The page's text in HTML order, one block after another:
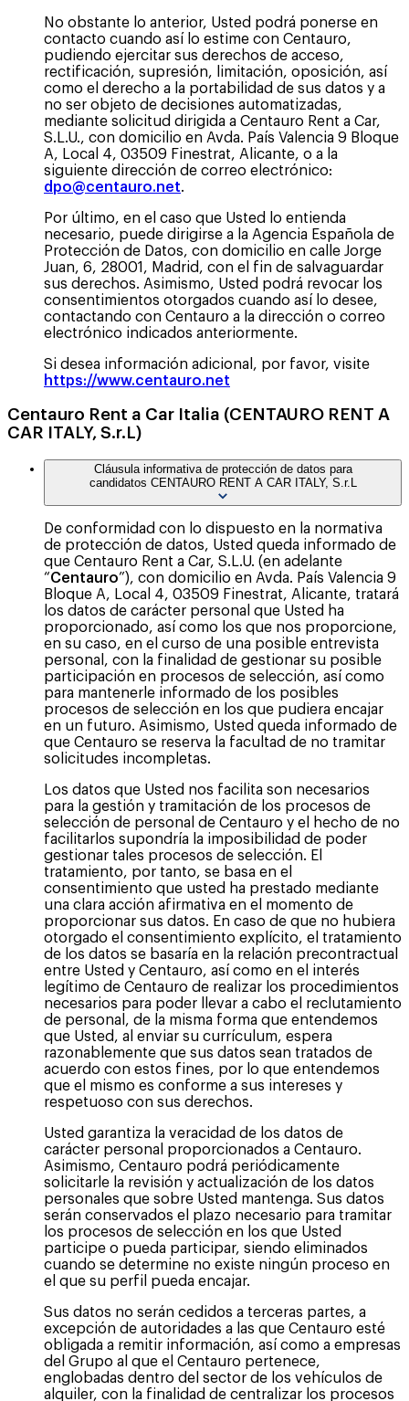
No obstante lo anterior, Usted podrá ponerse en
contacto cuando así lo estime con Centauro,
pudiendo ejercitar sus derechos de acceso,
rectificación, supresión, limitación, oposición, así
como el derecho a la portabilidad de sus datos y a
no ser objeto de decisiones automatizadas,
mediante solicitud dirigida a Centauro Rent a Car,
S.L.U., con domicilio en Avda. País Valencia 9 Bloque
A, Local 4, 03509 Finestrat, Alicante, o a la
siguiente dirección de correo electrónico:
dpo@centauro.net.
Por último, en el caso que Usted lo entienda
necesario, puede dirigirse a la Agencia Española de
Protección de Datos, con domicilio en calle Jorge
Juan, 6, 28001, Madrid, con el fin de salvaguardar
sus derechos. Asimismo, Usted podrá revocar los
consentimientos otorgados cuando así lo desee,
contactando con Centauro a la dirección o correo
electrónico indicados anteriormente.
Si desea información adicional, por favor, visite
https://www.centauro.net
Centauro Rent a Car Italia (CENTAURO RENT A
CAR ITALY, S.r.L)
Cláusula informativa de protección de datos para
candidatos CENTAURO RENT A CAR ITALY, S.r.L
De conformidad con lo dispuesto en la normativa
de protección de datos, Usted queda informado de
que Centauro Rent a Car, S.L.U. (en adelante
“Centauro”), con domicilio en Avda. País Valencia 9
Bloque A, Local 4, 03509 Finestrat, Alicante, tratará
los datos de carácter personal que Usted ha
proporcionado, así como los que nos proporcione,
en su caso, en el curso de una posible entrevista
personal, con la finalidad de gestionar su posible
participación en procesos de selección, así como
para mantenerle informado de los posibles
procesos de selección en los que pudiera encajar
en un futuro. Asimismo, Usted queda informado de
que Centauro se reserva la facultad de no tramitar
solicitudes incompletas.
Los datos que Usted nos facilita son necesarios
para la gestión y tramitación de los procesos de
selección de personal de Centauro y el hecho de no
facilitarlos supondría la imposibilidad de poder
gestionar tales procesos de selección. El
tratamiento, por tanto, se basa en el
consentimiento que usted ha prestado mediante
una clara acción afirmativa en el momento de
proporcionar sus datos. En caso de que no hubiera
otorgado el consentimiento explícito, el tratamiento
de los datos se basaría en la relación precontractual
entre Usted y Centauro, así como en el interés
legítimo de Centauro de realizar los procedimientos
necesarios para poder llevar a cabo el reclutamiento
de personal, de la misma forma que entendemos
que Usted, al enviar su currículum, espera
razonablemente que sus datos sean tratados de
acuerdo con estos fines, por lo que entendemos
que el mismo es conforme a sus intereses y
respetuoso con sus derechos.
Usted garantiza la veracidad de los datos de
carácter personal proporcionados a Centauro.
Asimismo, Centauro podrá periódicamente
solicitarle la revisión y actualización de los datos
personales que sobre Usted mantenga. Sus datos
serán conservados el plazo necesario para tramitar
los procesos de selección en los que Usted
participe o pueda participar, siendo eliminados
cuando se determine no existe ningún proceso en
el que su perfil pueda encajar.
Sus datos no serán cedidos a terceras partes, a
excepción de autoridades a las que Centauro esté
obligada a remitir información, así como a empresas
del Grupo al que el Centauro pertenece,
englobadas dentro del sector de los vehículos de
alquiler, con la finalidad de centralizar los procesos